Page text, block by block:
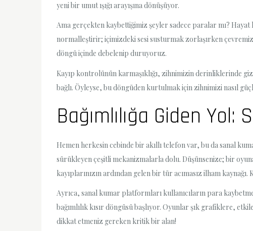
yeni bir umut ışığı arayışına dönüşüyor.
Ama gerçekten kaybettiğimiz şeyler sadece paralar mı?
normalleştirir; içimizdeki sesi susturmak zorlaşırken
döngü içinde debelenip duruyoruz.
Kayıp kontrolünün karmaşıklığı, zihnimizin derinliklerinde
bağlı. Öyleyse, bu döngüden kurtulmak için zihnimizi nasıl
Bağımlılığa Giden
Hemen herkesin cebinde bir akıllı telefon var, bu da sanal
sürükleyen çeşitli mekanizmalarla dolu. Düşünsenize; bir
kayıplarınızın ardından gelen bir tür acımasız ilham
Ayrıca, sanal kumar platformları kullanıcıların para
bağımlılık kısır döngüsü başlıyor. Oyunlar şık grafiklere,
dikkat etmeniz gereken kritik bir alan!